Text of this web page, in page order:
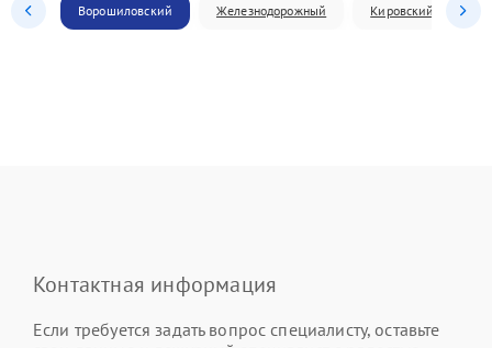
Ворошиловский Железнодорожный Кировский
Контактная информация
Если требуется задать вопрос специалисту, оставьте